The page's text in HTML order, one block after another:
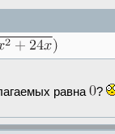
равна ?